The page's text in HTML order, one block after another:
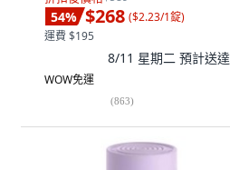
54% $268 ($2.23/1錠)
運費 $195
8/11 星期二 預計送達
WOW免運
(863)